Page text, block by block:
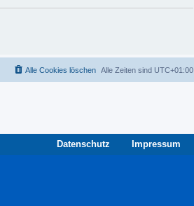
Alle Zeiten sind UTC+01:00
Alle Cookies löschen
Datenschutz Impressum